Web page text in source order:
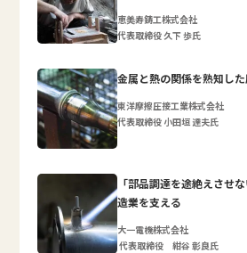
恵美寿鋳工株式会社
代表取締役 久下 歩氏
金属と熱の関係を熟知し
東洋摩擦圧接工業株式会社
代表取締役 小田垣 達夫氏
「部品調達を途絶えさせ
造業を支える
大一電機株式会社
代表取締役 紺谷 彰良氏